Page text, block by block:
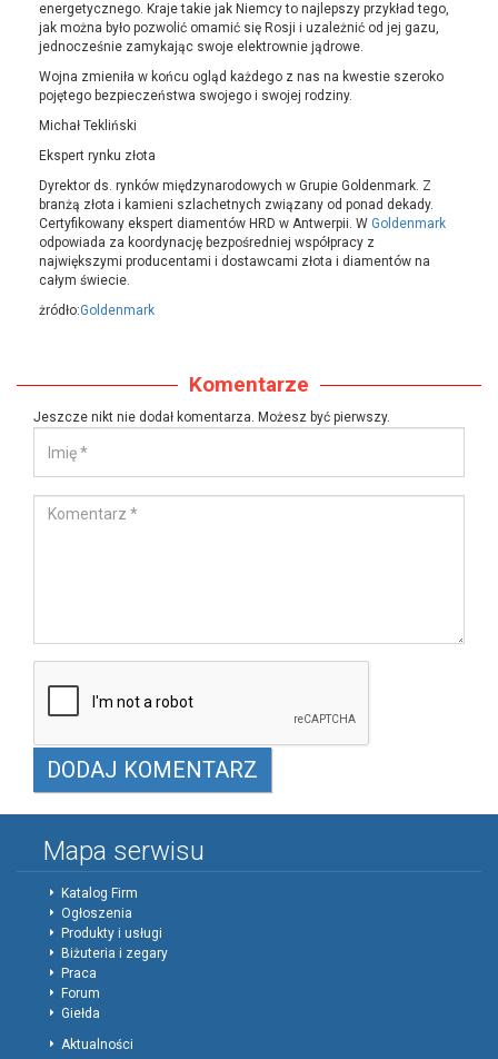
energetycznego. Kraje takie jak Niemcy to najlepszy przykład tego,
jak można było pozwolić omamić się Rosji i uzależnić od jej gazu,
jednocześnie zamykając swoje elektrownie jądrowe.
Wojna zmieniła w końcu ogląd każdego z nas na kwestie szeroko
pojętego bezpieczeństwa swojego i swojej rodziny.
Michał Tekliński
Ekspert rynku złota
Dyrektor ds. rynków międzynarodowych w Grupie Goldenmark. Z
branżą złota i kamieni szlachetnych związany od ponad dekady.
Certyfikowany ekspert diamentów HRD w Antwerpii. W Goldenmark
odpowiada za koordynację bezpośredniej współpracy z
największymi producentami i dostawcami złota i diamentów na
całym świecie.
żródło:Goldenmark
Komentarze
Jeszcze nikt nie dodał komentarza. Możesz być pierwszy.
Mapa serwisu
Katalog Firm
Ogłoszenia
Produkty i usługi
Biżuteria i zegary
Praca
Forum
Giełda
Aktualności